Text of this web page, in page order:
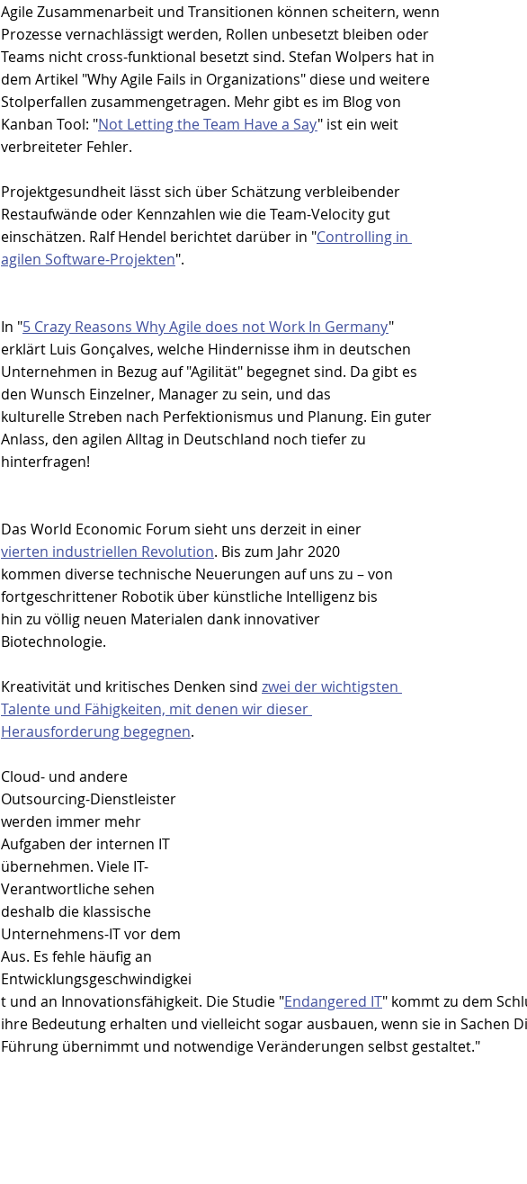
Agile Zusammenarbeit und Transitionen können scheitern, wenn
Prozesse vernachlässigt werden, Rollen unbesetzt bleiben oder
Teams nicht cross-funktional besetzt sind. Stefan Wolpers hat in
dem Artikel "Why Agile Fails in Organizations" diese und weitere
Stolperfallen zusammengetragen. Mehr gibt es im Blog von
Kanban Tool: "Not Letting the Team Have a Say" ist ein weit
verbreiteter Fehler.
Projektgesundheit lässt sich über Schätzung verbleibender
Restaufwände oder Kennzahlen wie die Team-Velocity gut
einschätzen. Ralf Hendel berichtet darüber in "Controlling in
agilen Software-Projekten".
In "5 Crazy Reasons Why Agile does not Work In Germany"
erklärt Luis Gonçalves, welche Hindernisse ihm in deutschen
Unternehmen in Bezug auf "Agilität" begegnet sind. Da gibt es
den Wunsch Einzelner, Manager zu sein, und das
kulturelle Streben nach Perfektionismus und Planung. Ein guter
Anlass, den agilen Alltag in Deutschland noch tiefer zu
hinterfragen!
Das World Economic Forum sieht uns derzeit in einer
vierten industriellen Revolution. Bis zum Jahr 2020
kommen diverse technische Neuerungen auf uns zu – von
fortgeschrittener Robotik über künstliche Intelligenz bis
hin zu völlig neuen Materialen dank innovativer
Biotechnologie.
Kreativität und kritisches Denken sind zwei der wichtigsten
Talente und Fähigkeiten, mit denen wir dieser
Herausforderung begegnen.
Cloud- und andere
Outsourcing-Dienstleister
werden immer mehr
Aufgaben der internen IT
übernehmen. Viele IT-
Verantwortliche sehen
deshalb die klassische
Unternehmens-IT vor dem
Aus. Es fehle häufig an
Entwicklungsgeschwindigkei
t und an Innovationsfähigkeit. Die Studie "Endangered IT" kommt zu dem
ihre Bedeutung erhalten und vielleicht sogar ausbauen, wenn sie in Sachen
Führung übernimmt und notwendige Veränderungen selbst gestaltet."